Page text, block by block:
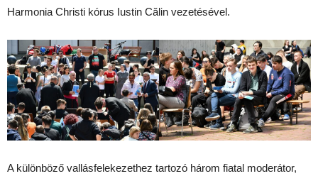
Harmonia Christi kórus Iustin Călin vezetésével.
A különböző vallásfelekezethez tartozó három fiatal moderátor,